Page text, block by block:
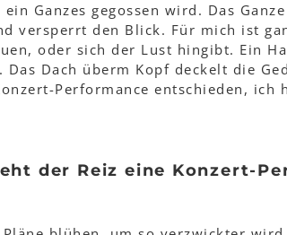
Ganzes gegossen wird. Das
versperrt den Blick. Für mich ist
oder sich der Lust hingibt. Ein
Das Dach überm Kopf deckelt die
Performance entschieden,
der Reiz eine Konzert-